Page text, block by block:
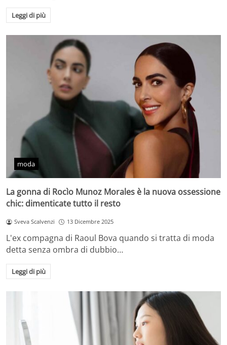
Leggi di più
moda
La gonna di Rocìo Munoz Morales è la nuova ossessione
chic: dimenticate tutto il resto
Sveva Scalvenzi 13 Dicembre 2025
L'ex compagna di Raoul Bova quando si tratta di moda
detta senza ombra di dubbio…
Leggi di più